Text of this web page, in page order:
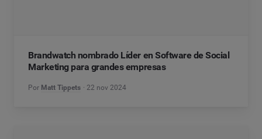
Brandwatch nombrado Líder en Software de Social
Marketing para grandes empresas
Por Matt Tippets 22 nov 2024